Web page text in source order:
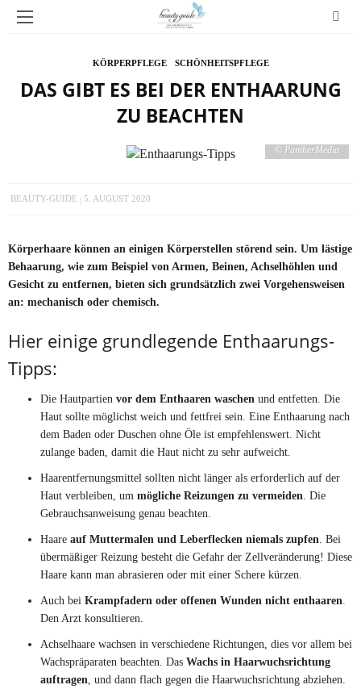
KÖRPERPFLEGE SCHÖNHEITSPFLEGE
DAS GIBT ES BEI DER ENTHAARUNG
ZU BEACHTEN
© PantherMedia
BEAUTY-GUIDE 5. AUGUST 2020
Körperhaare können an einigen Körperstellen störend sein. Um lästige
Behaarung, wie zum Beispiel von Armen, Beinen, Achselhöhlen und
Gesicht zu entfernen, bieten sich grundsätzlich zwei Vorgehensweisen
an: mechanisch oder chemisch.
Hier einige grundlegende Enthaarungs-
Tipps:
Die Hautpartien vor dem Enthaaren waschen und entfetten. Die
Haut sollte möglichst weich und fettfrei sein. Eine Enthaarung nach
dem Baden oder Duschen ohne Öle ist empfehlenswert. Nicht
zulange baden, damit die Haut nicht zu sehr aufweicht.
Haarentfernungsmittel sollten nicht länger als erforderlich auf der
Haut verbleiben, um mögliche Reizungen zu vermeiden . Die
Gebrauchsanweisung genau beachten.
Haare auf Muttermalen und Leberflecken niemals zupfen . Bei
übermäßiger Reizung besteht die Gefahr der Zellveränderung! Diese
Haare kann man abrasieren oder mit einer Schere kürzen.
Auch bei Krampfadern oder offenen Wunden nicht enthaaren
Den Arzt konsultieren.
Achselhaare wachsen in verschiedene Richtungen, dies vor allem bei
Wachspräparaten beachten. Das Wachs in Haarwuchsrichtung
auftragen , und dann flach gegen die Haarwuchsrichtung abziehen.